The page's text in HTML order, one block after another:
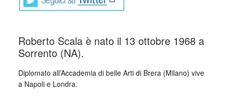
Roberto Scala è nato il 13 ottobre 1968 a
Sorrento (NA).
Diplomato all’Accademia di belle Arti di Brera (Milano) vive
a Napoli e Londra.